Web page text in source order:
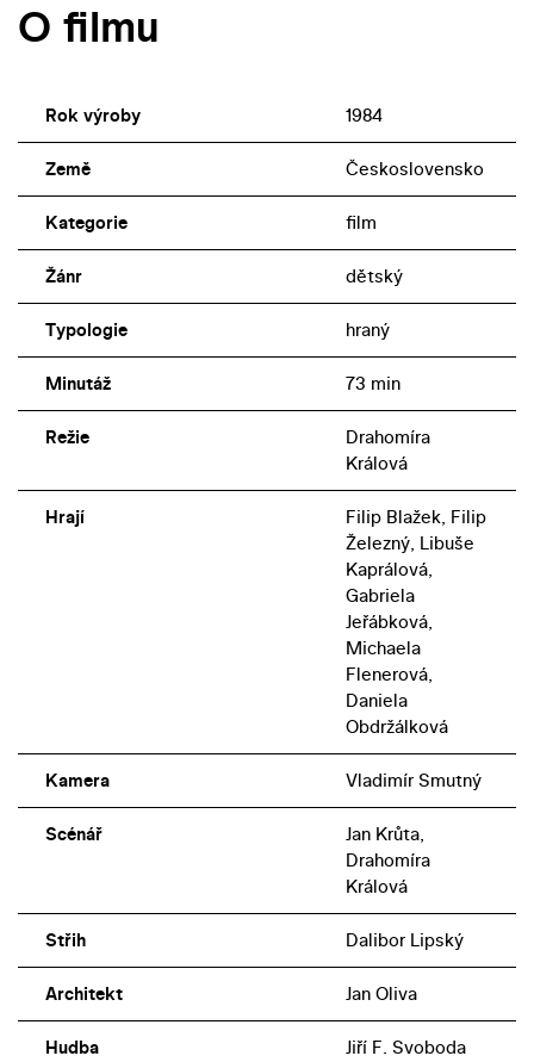
O filmu
Rok výroby 1984
Země Československo
Kategorie film
Žánr dětský
Typologie hraný
Minutáž 73 min
Režie
Drahomíra
Králová
Hrají
Filip Blažek, Filip
Železný, Libuše
Kaprálová,
Gabriela
Jeřábková,
Michaela
Flenerová,
Daniela
Obdržálková
Kamera Vladimír Smutný
Scénář
Jan Krůta,
Drahomíra
Králová
Střih Dalibor Lipský
Architekt Jan Oliva
Hudba Jiří F. Svoboda